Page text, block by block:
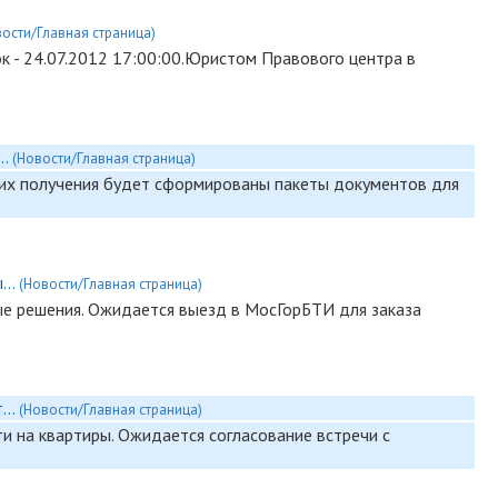
Главная страница)
- 24.07.2012 17:00:00.Юристом Правового центра в
(Новости/Главная страница)
получения будет сформированы пакеты документов для
(Новости/Главная страница)
решения. Ожидается выезд в МосГорБТИ для заказа
(Новости/Главная страница)
квартиры. Ожидается согласование встречи с